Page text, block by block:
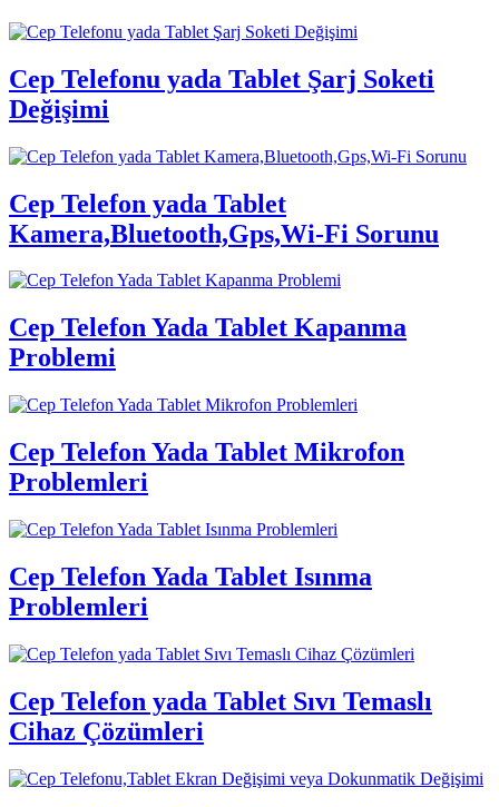
Cep Telefonu yada Tablet Şarj Soketi
Değişimi
Cep Telefon yada Tablet
Kamera,Bluetooth,Gps,Wi-Fi Sorunu
Cep Telefon Yada Tablet Kapanma
Problemi
Cep Telefon Yada Tablet Mikrofon
Problemleri
Cep Telefon Yada Tablet Isınma
Problemleri
Cep Telefon yada Tablet Sıvı Temaslı
Cihaz Çözümleri